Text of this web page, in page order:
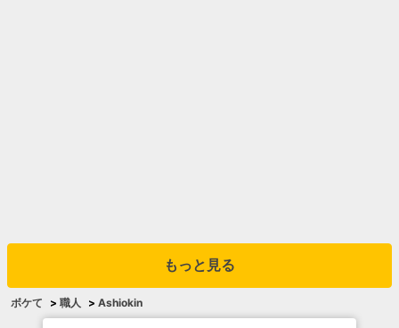
もっと見る
ボケて > 職人 > Ashiokin